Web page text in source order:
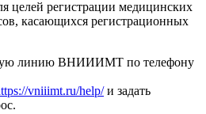
целей регистрации медицинских
касающихся регистрационных
линию ВНИИИМТ по телефону
vniiimt.ru/help/и задать